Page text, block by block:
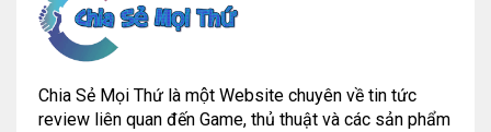
Chia Sẻ Mọi Thứ là một Website chuyên về tin tức
review liên quan đến Game, thủ thuật và các sản phẩm